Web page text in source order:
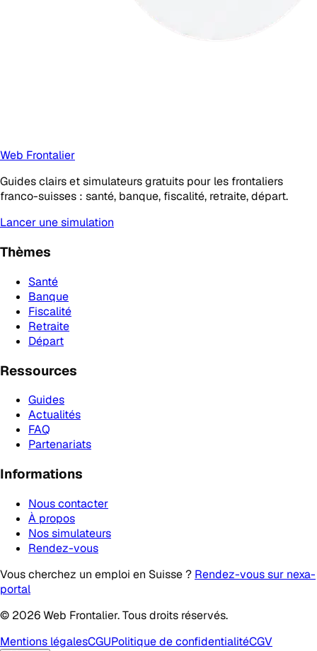
Web Frontalier
Guides clairs et simulateurs gratuits pour les frontaliers
franco-suisses : santé, banque, fiscalité, retraite, départ.
Lancer une simulation
Thèmes
Santé
Banque
Fiscalité
Retraite
Départ
Ressources
Guides
Actualités
FAQ
Partenariats
Informations
Nous contacter
À propos
Nos simulateurs
Rendez-vous
Vous cherchez un emploi en Suisse ? Rendez-vous sur nexa-
portal
© 2026 Web Frontalier. Tous droits réservés.
Mentions légalesCGUPolitique de confidentialitéCGV